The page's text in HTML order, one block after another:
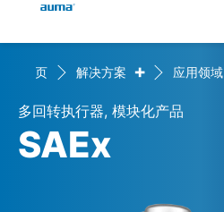
产品介绍
解决方案
Global
欧洲
搜索
首页 解决方案 + 应用领域
多回转执行器, 模块化产品
SAEx